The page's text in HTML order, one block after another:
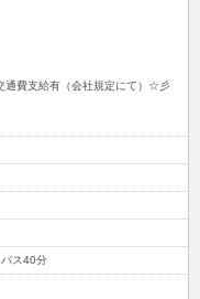
通費支給有（会社規定にて）☆彡
バス40分